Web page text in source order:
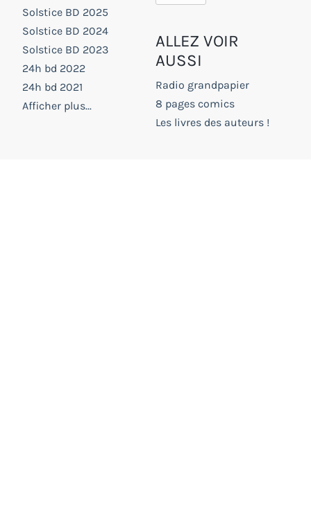
Solstice BD 2025
Solstice BD 2024
Solstice BD 2023
24h bd 2022
24h bd 2021
Afficher plus...
ALLEZ VOIR
AUSSI
Radio grandpapier
8 pages comics
Les livres des auteurs !